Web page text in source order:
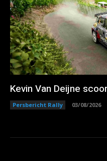
Kevin Van Deijne
Persbericht Rally 03/08/2026